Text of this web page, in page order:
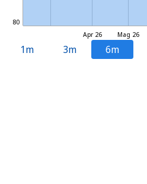
Mag 26
Apr 26
80
1m 3m 6m